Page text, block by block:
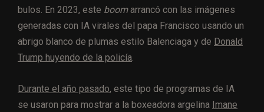
bulos. En 2023, este boomarrancó con las imágenes
generadas con IA virales del papa Francisco usando un
abrigo blanco de plumas estilo Balenciaga y de Donald
Trump huyendo de la policía
Durante el año pasado, este tipo de programas de IA
se usaron para mostrar a la boxeadora argelina Imane